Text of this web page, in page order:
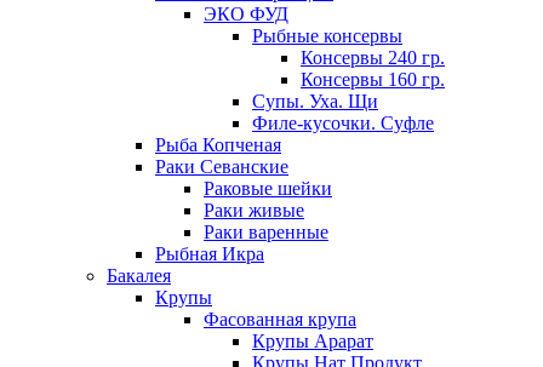
ЭКО ФУД
Рыбные консервы
Консервы 240 гр.
Консервы 160 гр.
Супы. Уха. Щи
Филе-кусочки. Суфле
Рыба Копченая
Раки Севанские
Раковые шейки
Раки живые
Раки варенные
Рыбная Икра
Бакалея
Крупы
Фасованная крупа
Крупы Арарат
Крупы Нат Продукт